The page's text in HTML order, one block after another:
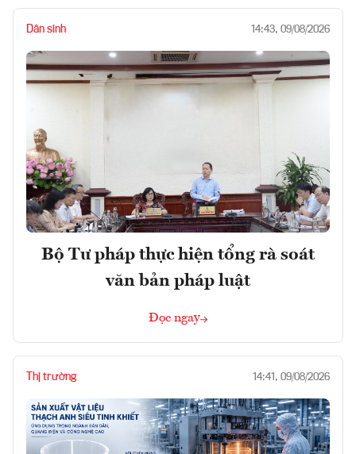
Dân sinh 14:43, 09/08/2026
Bộ Tư pháp thực hiện tổng rà soát
văn bản pháp luật
Đọc ngay
Thị trường 14:41, 09/08/2026